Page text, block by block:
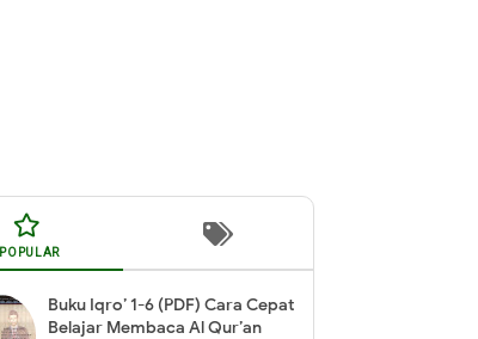
POPULAR
Buku Iqro’ 1-6 (PDF) Cara Cepat
Belajar Membaca Al Qur’an